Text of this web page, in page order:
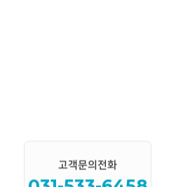
고객문의전화